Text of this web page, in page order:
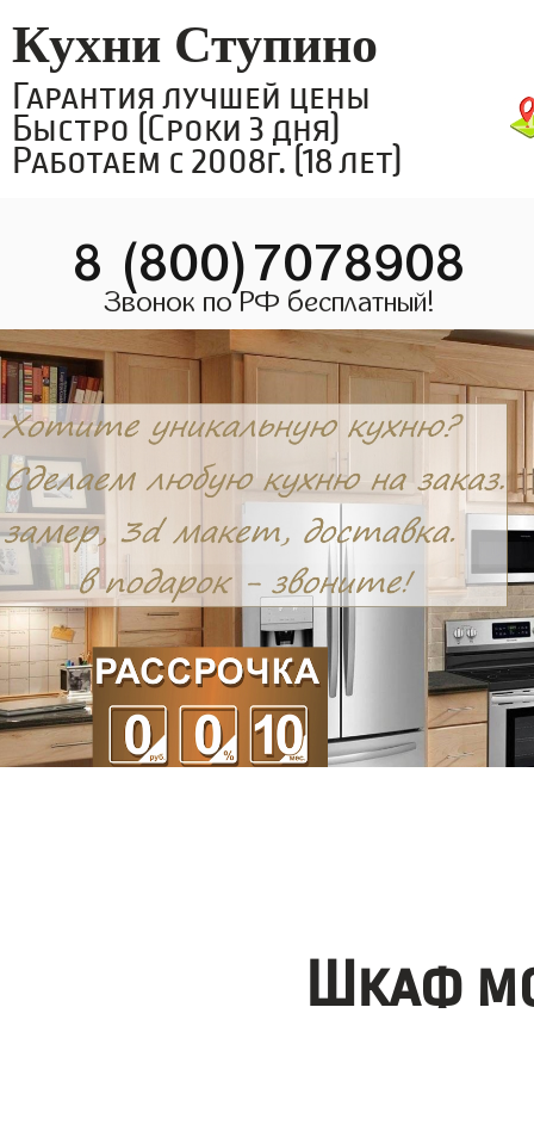
Кухни Ступино
Гарантия лучшей цены
Быстро (Сроки 3 дня)
Работаем с 2008г. (18 лет)
8 (800)7078908
Звонок по РФ бесплатный!
Шкаф